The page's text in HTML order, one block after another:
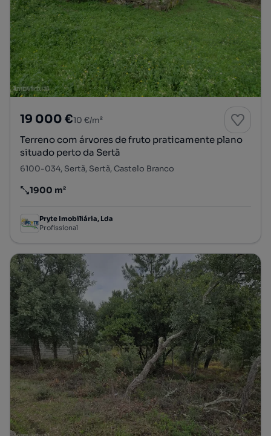
19 000 €10 €/m²
Terreno com árvores de fruto praticamente plano
situado perto da Sertã
6100-034, Sertã, Sertã, Castelo Branco
Preço por metro quadrado
1900 m²
Pryte Imobiliária, Lda
Profissional